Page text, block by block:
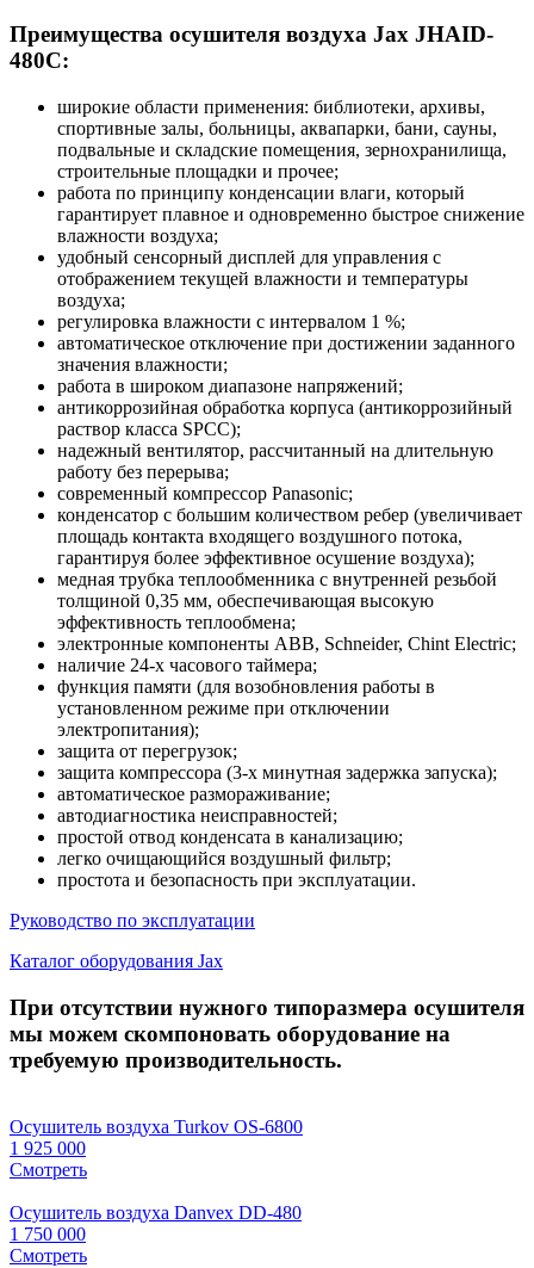
Преимущества осушителя воздуха Jax JHAID-
480C:
широкие области применения: библиотеки, архивы,
спортивные залы, больницы, аквапарки, бани, сауны,
подвальные и складские помещения, зернохранилища,
строительные площадки и прочее;
работа по принципу конденсации влаги, который
гарантирует плавное и одновременно быстрое снижение
влажности воздуха;
удобный сенсорный дисплей для управления с
отображением текущей влажности и температуры
воздуха;
регулировка влажности с интервалом 1 %;
автоматическое отключение при достижении заданного
значения влажности;
работа в широком диапазоне напряжений;
антикоррозийная обработка корпуса (антикоррозийный
раствор класса SPCC);
надежный вентилятор, рассчитанный на длительную
работу без перерыва;
современный компрессор Panasonic;
конденсатор с большим количеством ребер (увеличивает
площадь контакта входящего воздушного потока,
гарантируя более эффективное осушение воздуха);
медная трубка теплообменника с внутренней резьбой
толщиной 0,35 мм, обеспечивающая высокую
эффективность теплообмена;
электронные компоненты АВВ, Schneider, Chint Electric;
наличие 24-х часового таймера;
функция памяти (для возобновления работы в
установленном режиме при отключении
электропитания);
защита от перегрузок;
защита компрессора (3-х минутная задержка запуска);
автоматическое размораживание;
автодиагностика неисправностей;
простой отвод конденсата в канализацию;
легко очищающийся воздушный фильтр;
простота и безопасность при эксплуатации.
Руководство по эксплуатации
Каталог оборудования Jax
При отсутствии нужного типоразмера осушителя
мы можем скомпоновать оборудование на
требуемую производительность.
Осушитель воздуха Turkov OS-6800
1 925 000
Смотреть
Осушитель воздуха Danvex DD-480
1 750 000
Смотреть